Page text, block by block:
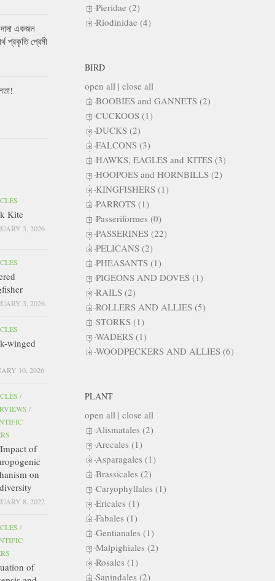
Pieridae (2)
Riodinidae (4)
BIRD
open all | close all
BOOBIES and GANNETS (2)
CUCKOOS (1)
DUCKS (2)
FALCONS (3)
HAWKS, EAGLES and KITES (3)
HOOPOES and HORNBILLS (2)
KINGFISHERS (1)
PARROTS (1)
Passeriformes (0)
PASSERINES (22)
PELICANS (2)
PHEASANTS (1)
PIGEONS AND DOVES (1)
RAILS (2)
ROLLERS AND ALLIES (5)
STORKS (1)
WADERS (1)
WOODPECKERS AND ALLIES (6)
PLANT
open all | close all
Alismatales (2)
Arecales (1)
Asparagales (1)
Brassicales (2)
Caryophyllales (1)
Ericales (1)
Fabales (1)
Gentianales (1)
Malpighiales (2)
Rosales (1)
Sapindales (2)
একজন
প্রকৃতি প্রেমী
Kite
3, 2026
3, 2026
winged
10, 2026
/
/
of
on
8, 2022
/
of